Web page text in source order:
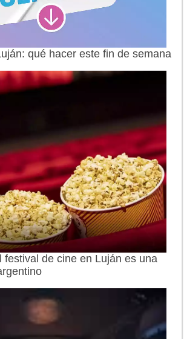
qué hacer este fin de semana
festival de cine en Luján es una